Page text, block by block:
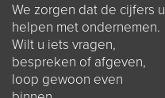
We zorgen dat de cijfers u
helpen met ondernemen.
Wilt u iets vragen,
bespreken of afgeven,
loop gewoon even